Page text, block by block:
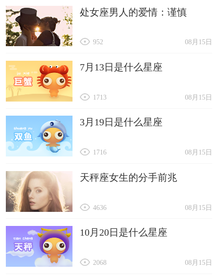
处女座男人的爱情：谨慎
08月15日
952
7月13日是什么星座
08月15日
1713
3月19日是什么星座
08月15日
1716
天秤座女生的分手前兆
08月15日
4636
10月20日是什么星座
08月15日
2068